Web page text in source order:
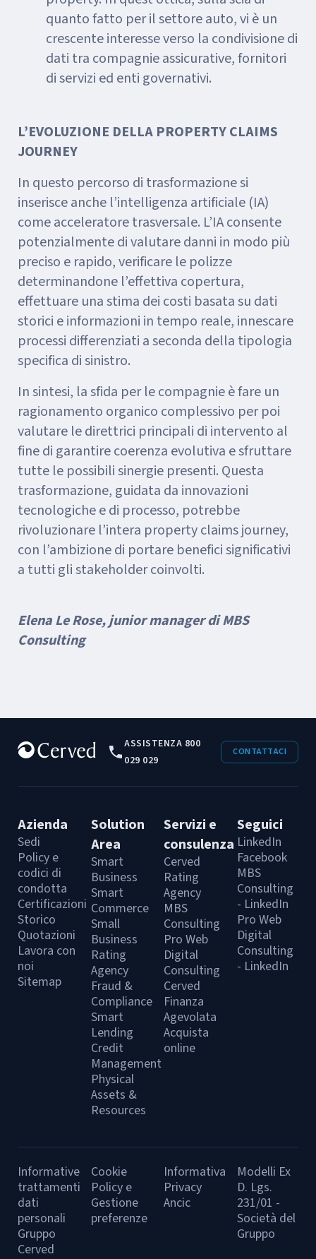
quanto fatto per il settore auto, vi è un
crescente interesse verso la condivisione di
dati tra compagnie assicurative, fornitori
di servizi ed enti governativi.
L’EVOLUZIONE DELLA PROPERTY CLAIMS
JOURNEY
In questo percorso di trasformazione si
inserisce anche l’intelligenza artificiale (IA)
come acceleratore trasversale. L’IA consente
potenzialmente di valutare danni in modo più
preciso e rapido, verificare le polizze
determinandone l’effettiva copertura,
effettuare una stima dei costi basata su dati
storici e informazioni in tempo reale, innescare
processi differenziati a seconda della tipologia
specifica di sinistro.
In sintesi, la sfida per le compagnie è fare un
ragionamento organico complessivo per poi
valutare le direttrici principali di intervento al
fine di garantire coerenza evolutiva e sfruttare
tutte le possibili sinergie presenti. Questa
trasformazione, guidata da innovazioni
tecnologiche e di processo, potrebbe
rivoluzionare l’intera property claims journey,
con l’ambizione di portare benefici significativi
a tutti gli stakeholder coinvolti.
Elena Le Rose, junior manager di MBS
Consulting
ASSISTENZA 800
029 029
CONTATTACI
Azienda
Sedi
Policy e
codici di
condotta
Certificazioni
Storico
Quotazioni
Lavora con
noi
Sitemap
Solution
Area
Smart
Business
Smart
Commerce
Small
Business
Rating
Agency
Fraud &
Compliance
Smart
Lending
Credit
Management
Physical
Assets &
Resources
Servizi e
consulenza
Cerved
Rating
Agency
MBS
Consulting
Pro Web
Digital
Consulting
Cerved
Finanza
Agevolata
Acquista
online
Seguici
LinkedIn
Facebook
MBS
Consulting
- LinkedIn
Pro Web
Digital
Consulting
- LinkedIn
Informative
trattamenti
dati
personali
Gruppo
Cerved
Cookie
Policy e
Gestione
preferenze
Informativa
Privacy
Ancic
Modelli Ex
D. Lgs.
231/01 -
Società del
Gruppo